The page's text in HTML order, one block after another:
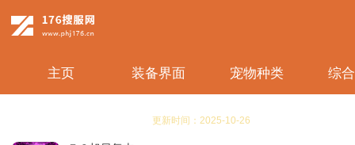
主页 装备界面 宠物种类 综
更新时间：2025-10-26